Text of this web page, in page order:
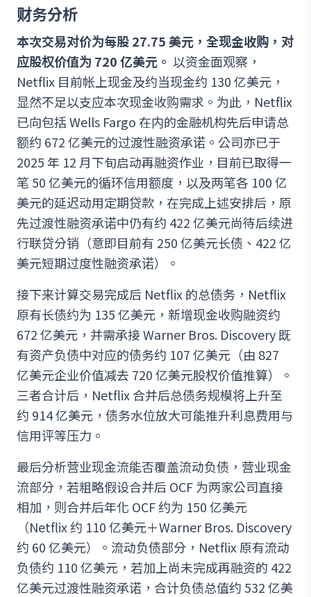
财务分析
本次交易对价为每股 27.75 美元，全现金收购，对
应股权价值为 720 亿美元。 以资金面观察，
Netflix 目前帐上现金及约当现金约 130 亿美元，
显然不足以支应本次现金收购需求。为此，Netflix
已向包括 Wells Fargo 在内的金融机构先后申请总
额约 672 亿美元的过渡性融资承诺。公司亦已于
2025 年 12 月下旬启动再融资作业，目前已取得一
笔 50 亿美元的循环信用额度，以及两笔各 100 亿
美元的延迟动用定期贷款，在完成上述安排后，原
先过渡性融资承诺中仍有约 422 亿美元尚待后续进
行联贷分销（意即目前有 250 亿美元长债、422 亿
美元短期过度性融资承诺）。
接下来计算交易完成后 Netflix 的总债务，Netflix
原有长债约为 135 亿美元，新增现金收购融资约
672 亿美元，并需承接 Warner Bros. Discovery 既
有资产负债中对应的债务约 107 亿美元（由 827
亿美元企业价值减去 720 亿美元股权价值推算）。
三者合计后，Netflix 合并后总债务规模将上升至
约 914 亿美元，债务水位放大可能推升利息费用与
信用评等压力。
最后分析营业现金流能否覆盖流动负债，营业现金
流部分，若粗略假设合并后 OCF 为两家公司直接
相加，则合并后年化 OCF 约为 150 亿美元
（Netflix 约 110 亿美元＋Warner Bros. Discovery
约 60 亿美元）。流动负债部分，Netflix 原有流动
负债约 110 亿美元，若加上尚未完成再融资的 422
亿美元过渡性融资承诺，合计负债总值约 532 亿美